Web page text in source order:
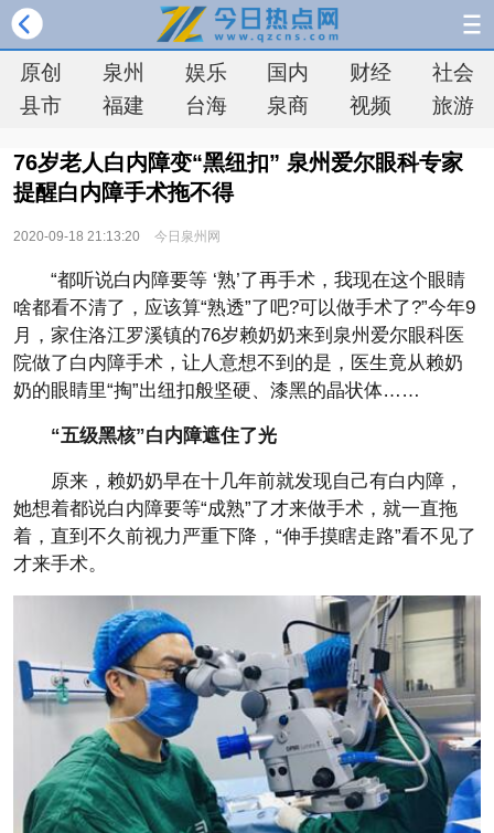
原创 泉州 娱乐 国内 财经
社会
县市
福建 台海 泉商 视频 旅游
76岁老人白内障变“黑纽扣” 泉州爱尔眼科专家
提醒白内障手术拖不得
2020-09-18 21:13:20 今日泉州网
“都听说白内障要等 ‘熟’了再手术，我现在这个眼睛
啥都看不清了，应该算“熟透”了吧?可以做手术了?”今年9
月，家住洛江罗溪镇的76岁赖奶奶来到泉州爱尔眼科医
院做了白内障手术，让人意想不到的是，医生竟从赖奶
奶的眼睛里“掏”出纽扣般坚硬、漆黑的晶状体……
“五级黑核”白内障遮住了光
原来，赖奶奶早在十几年前就发现自己有白内障，
她想着都说白内障要等“成熟”了才来做手术，就一直拖
着，直到不久前视力严重下降，“伸手摸瞎走路”看不见了
才来手术。